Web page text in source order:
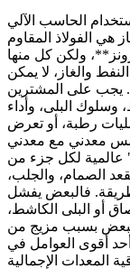
الحاسب الآلي
هي الفولاذ المقاوم
ولكن كل منها
والغاز، لا يمكن
يجب على المشترين
وسلوك البلى، وأداء
رطبة، أو تعرض
عالمية لكل جزء من
الصمام، والجلب،
فالبعض يفشل
أو البلى الكاشط،
بسبب مزيج من
أحد أقوى العوامل في